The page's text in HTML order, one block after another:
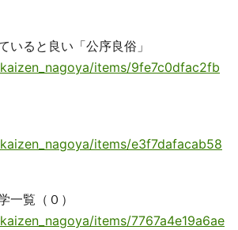
いると良い「公序良俗」
items/9fe7c0dfac2fb
items/e3f7dafacab58
一覧（０）
items/7767a4e19a6ae